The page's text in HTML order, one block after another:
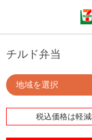
商品のご案内
商品のご案内トップ
今週の新商品
セール・キャンペ
サービス
チルド弁当
地域を選択
税込価格は軽